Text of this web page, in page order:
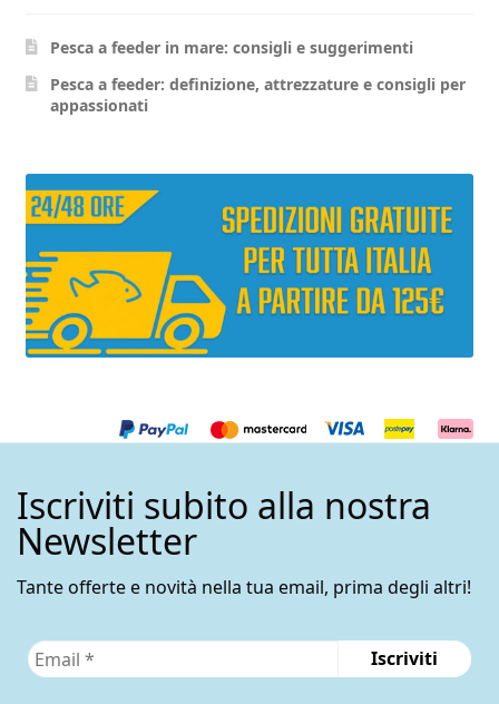
del
prodotto
pagina
Pesca a feeder in mare: consigli e suggerimenti
Pesca a feeder: definizione, attrezzature e consigli per
appassionati
Iscriviti subito alla nostra
Newsletter
Tante offerte e novità nella tua email, prima degli altri!